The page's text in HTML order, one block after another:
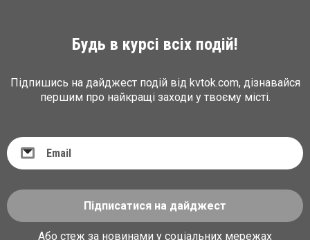
Будь в курсі всіх подій!
Підпишись на дайджест подій від kvtok.com, дізнавайся
першим про найкращі заходи у твоєму місті.
Підписатися на дайджест
Або стеж за новинами у соціальних мережах